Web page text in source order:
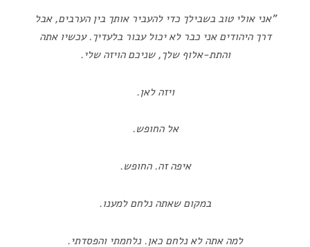
"אני אולי טוב בשבילך כדי להעביר אותך בין הערבים, אבל
דרך היהודים אני כבר לא יכול עבור בלעדיך. עכשיו אתה
והתת-אלוף שלך, שניכם הויזה שלי.
ויזה לאן.
אל החופש.
איפה זה. החופש.
במקום שאתה נלחם למענו.
למה אתה לא נלחם כאן. נלחמתי והפסדתי.